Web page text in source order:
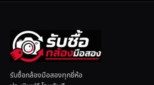
รับซื้อกล้องมือสองทุกยี่ห้อ